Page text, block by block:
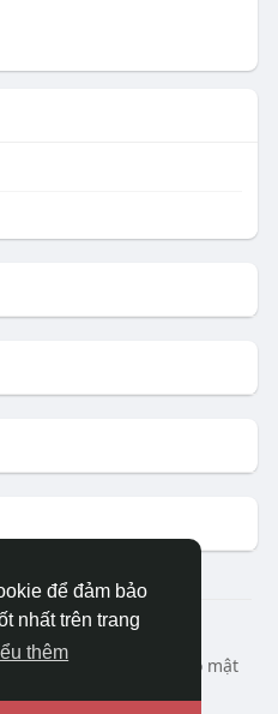
để đảm bảo
nhất trên trang
thêm
tôi
Chính sách bảo mật